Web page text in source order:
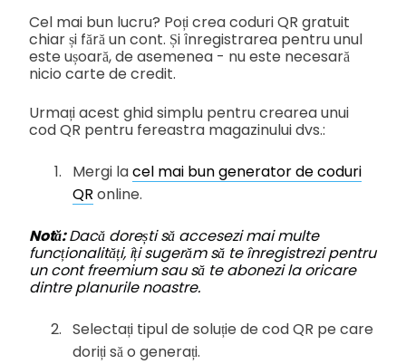
Cel mai bun lucru? Poți crea coduri QR gratuit
chiar și fără un cont. Și înregistrarea pentru unul
este ușoară, de asemenea - nu este necesară
nicio carte de credit.
Urmați acest ghid simplu pentru crearea unui
cod QR pentru fereastra magazinului dvs.:
Mergi lacel mai bun generator de coduri
QR online.
Notă:Dacă dorești să accesezi mai multe
funcționalități, îți sugerăm să te înregistrezi pentru
un cont freemium sau să te abonezi la oricare
dintre planurile noastre.
Selectați tipul de soluție de cod QR pe care
doriți să o generați.